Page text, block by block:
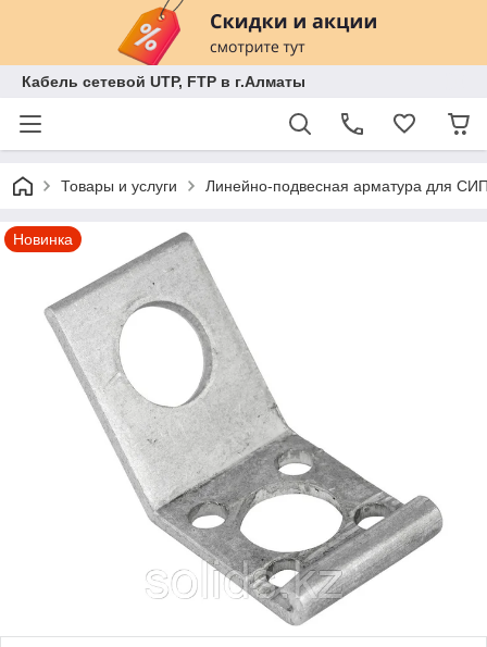
Кабель сетевой UTP, FTP в г.Алматы
Товары и услуги Линейно-подвесная арматура для
Новинка